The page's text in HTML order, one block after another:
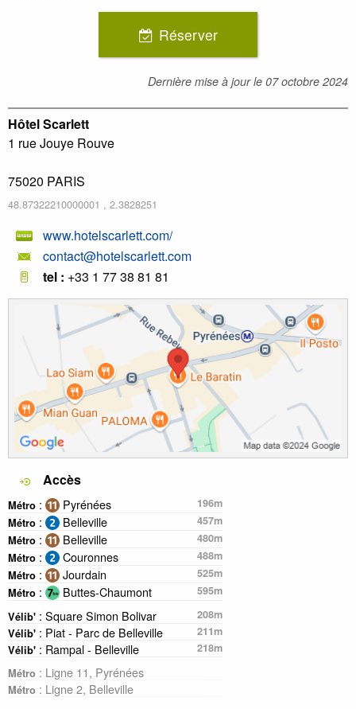
Réserver
Dernière mise à jour le 07 octobre 2024
Hôtel Scarlett
1 rue Jouye Rouve
75020 PARIS
48.87322210000001 , 2.3828251
www.hotelscarlett.com/
contact@hotelscarlett.com
tel : +33 1 77 38 81 81
Accès
Métro : Pyrénées
196m
Métro : Belleville
457m
Métro : Belleville
480m
Métro : Couronnes
488m
Métro : Jourdain
525m
Métro : Buttes-Chaumont
595m
Vélib' : Square Simon Bolivar
208m
Vélib' : Piat - Parc de Belleville
211m
Vélib' : Rampal - Belleville
218m
Métro : Ligne 11, Pyrénées
Métro : Ligne 2, Belleville